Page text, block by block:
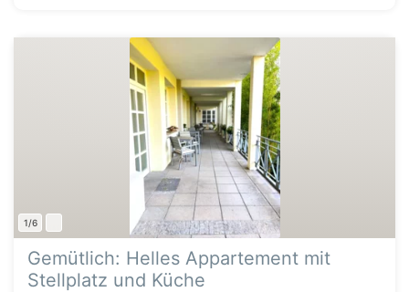
1/6
Gemütlich: Helles Appartement mit
Stellplatz und Küche